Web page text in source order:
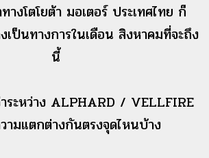
างโตโยต้า มอเตอร์ ประเทศไทย ก็
เป็นทางการในเดือน สิงหาคมที่จะถึง
นี้
ระหว่าง ALPHARD / VELLFIRE
ามแตกต่างกันตรงจุดไหนบ้าง